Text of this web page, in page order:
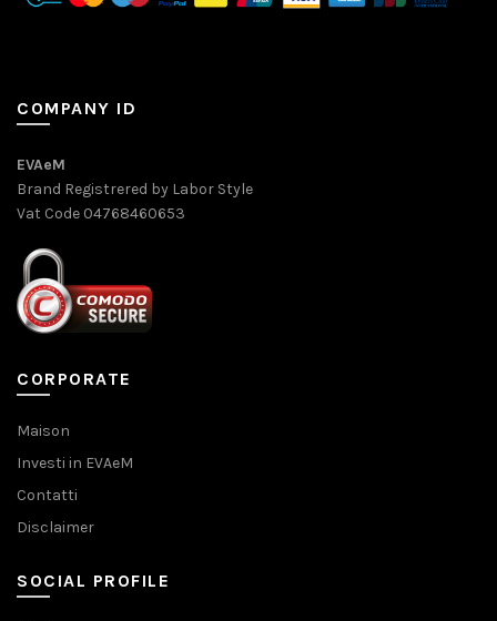
COMPANY ID
EVAeM
Brand Registrered by Labor Style
Vat Code 04768460653
CORPORATE
Maison
Investi in EVAeM
Contatti
Disclaimer
SOCIAL PROFILE